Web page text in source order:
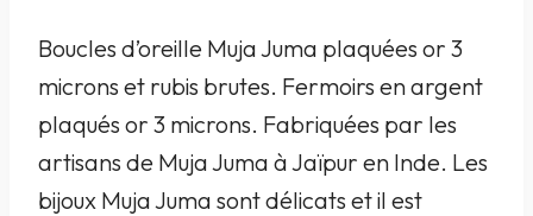
Boucles d’oreille Muja Juma plaquées or 3
microns et rubis brutes. Fermoirs en argent
plaqués or 3 microns. Fabriquées par les
artisans de Muja Juma à Jaïpur en Inde. Les
bijoux Muja Juma sont délicats et il est